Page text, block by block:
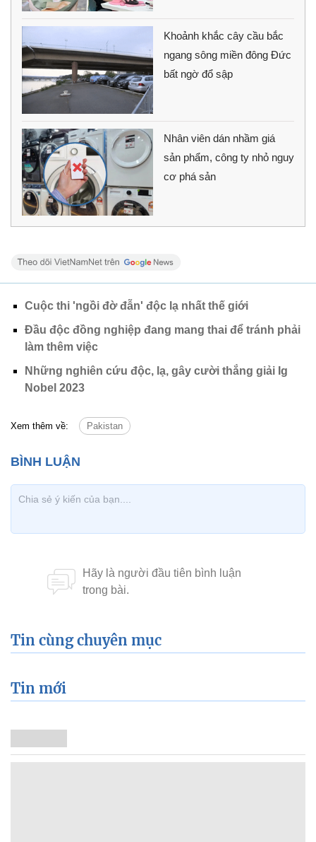
Khoảnh khắc cây cầu bắc
ngang sông miền đông Đức
bất ngờ đổ sập
Nhân viên dán nhầm giá
sản phẩm, công ty nhỏ nguy
cơ phá sản
Cuộc thi 'ngồi đờ đẫn' độc lạ nhất thế giới
Đầu độc đồng nghiệp đang mang thai để tránh phải
làm thêm việc
Những nghiên cứu độc, lạ, gây cười thắng giải Ig
Nobel 2023
Xem thêm về: Pakistan
Tin cùng chuyên mục
Tin mới